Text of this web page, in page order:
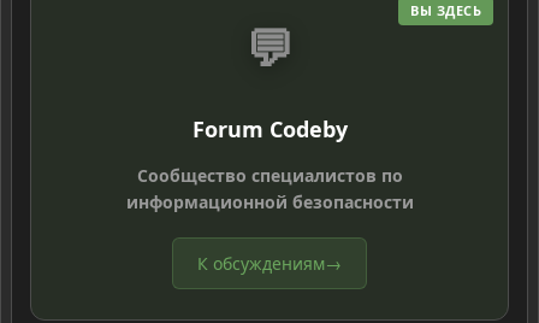
ВЫ ЗДЕСЬ
💬
Forum Codeby
Сообщество специалистов по
информационной безопасности
К обсуждениям→